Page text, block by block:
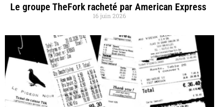
Le groupe TheFork racheté par American Express
16 juin 2026